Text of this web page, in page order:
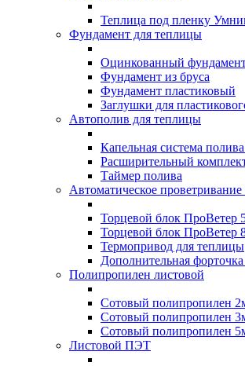
Теплица под пленку
Фундамент для теплицы
Оцинкованный
Фундамент из бруса
Фундамент пластиковый
Заглушки для
Автополив для теплицы
Капельная система
Расширительный
Таймер полива
Автоматическое
Торцевой блок ПроВетер
Торцевой блок ПроВетер
Термопривод для теплицы
Дополнительная
Полипропилен листовой
Сотовый полипропилен
Сотовый полипропилен
Сотовый полипропилен
Листовой ПЭТ